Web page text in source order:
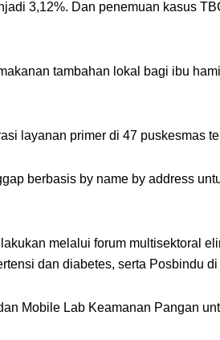
3,12%. Dan penemuan kasus
tambahan lokal bagi ibu
layanan primer di 47 puskesmas
berbasis by name by address
melalui forum multisektoral
dan diabetes, serta Posbindu
Mobile Lab Keamanan Pangan